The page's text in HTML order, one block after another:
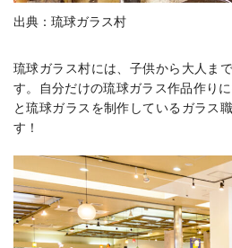
出典：琉球ガラス村
琉球ガラス村には、子供から大人ま
す。自分だけの琉球ガラス作品作り
と琉球ガラスを制作しているガラス
す！